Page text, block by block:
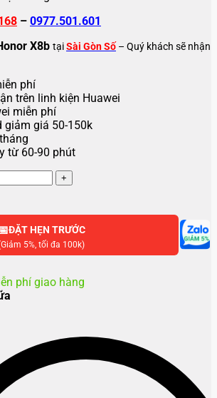
– 0977.501.601
X8b tạiSài Gòn Số – Quý khách sẽ nhận
phí
trên linh kiện Huawei
miễn phí
giảm giá 50-150k
từ 60-90 phút
ĐẶT HẸN TRƯỚC
5%, tối đa 100k)
phí giao hàng